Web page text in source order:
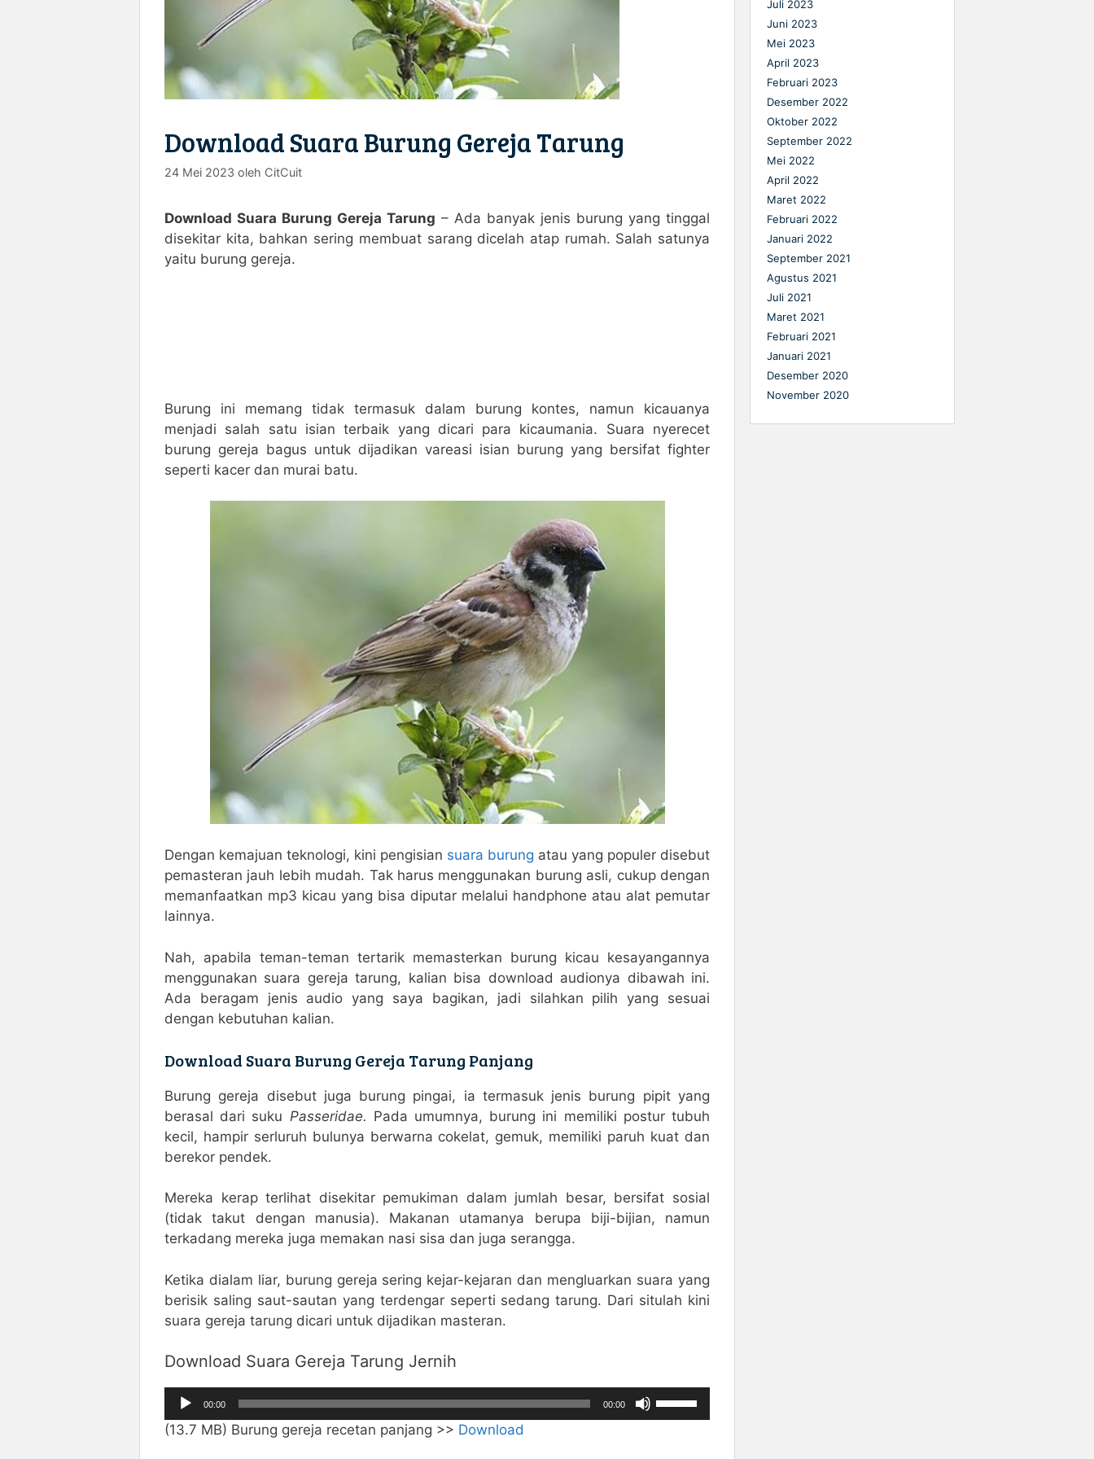
Download Suara Burung Gereja Tarung
24 Mei 2023 oleh CitCuit
Download Suara Burung Gereja Tarung – Ada banyak jenis burung yang tinggal
disekitar kita, bahkan sering membuat sarang dicelah atap rumah. Salah satunya
yaitu burung gereja.
Burung ini memang tidak termasuk dalam burung kontes, namun kicauanya
menjadi salah satu isian terbaik yang dicari para kicaumania. Suara nyerecet
burung gereja bagus untuk dijadikan vareasi isian burung yang bersifat fighter
seperti kacer dan murai batu.
Dengan kemajuan teknologi, kini pengisian suara burung atau yang populer disebut
pemasteran jauh lebih mudah. Tak harus menggunakan burung asli, cukup dengan
memanfaatkan mp3 kicau yang bisa diputar melalui handphone atau alat pemutar
lainnya.
Crema Finance Guide
Crema Finance is a concentrated liquidity DEX that maximizes capital efficiency for
providers.
interface. Explorecrema-finance.comnow.
Nah, apabila teman-teman tertarik memasterkan burung kicau kesayangannya
menggunakan suara gereja tarung, kalian bisa download audionya dibawah ini.
Ada beragam jenis audio yang saya bagikan, jadi silahkan pilih yang sesuai
dengan kebutuhan kalian.
Download Suara Burung Gereja Tarung Panjang
Burung gereja disebut juga burung pingai, ia termasuk jenis burung pipit yang
berasal dari suku Passeridae. Pada umumnya, burung ini memiliki postur tubuh
kecil, hampir serluruh bulunya berwarna cokelat, gemuk, memiliki paruh kuat dan
berekor pendek.
Mereka kerap terlihat disekitar pemukiman dalam jumlah besar, bersifat sosial
(tidak takut dengan manusia). Makanan utamanya berupa biji-bijian, namun
terkadang mereka juga memakan nasi sisa dan juga serangga.
Ketika dialam liar, burung gereja sering kejar-kejaran dan mengluarkan suara yang
berisik saling saut-sautan yang terdengar seperti sedang tarung. Dari situlah kini
suara gereja tarung dicari untuk dijadikan masteran.
Download Suara Gereja Tarung Jernih
Pemutar
Audio
00:00 00:00
Gunakan
Anak
(13.7 MB) Burung gereja recetan panjang >> Download
Juli 2023
Juni 2023
Mei 2023
April 2023
Februari 2023
Desember 2022
Oktober 2022
September 2022
Mei 2022
April 2022
Maret 2022
Februari 2022
Januari 2022
September 2021
Agustus 2021
Juli 2021
Maret 2021
Februari 2021
Januari 2021
Desember 2020
November 2020